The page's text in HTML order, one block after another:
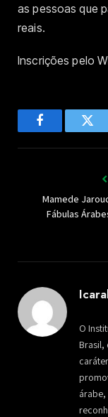
as pessoas que
reais.
Inscrições pelo
Facebook
Mamede
Fábulas
O
Brasil,